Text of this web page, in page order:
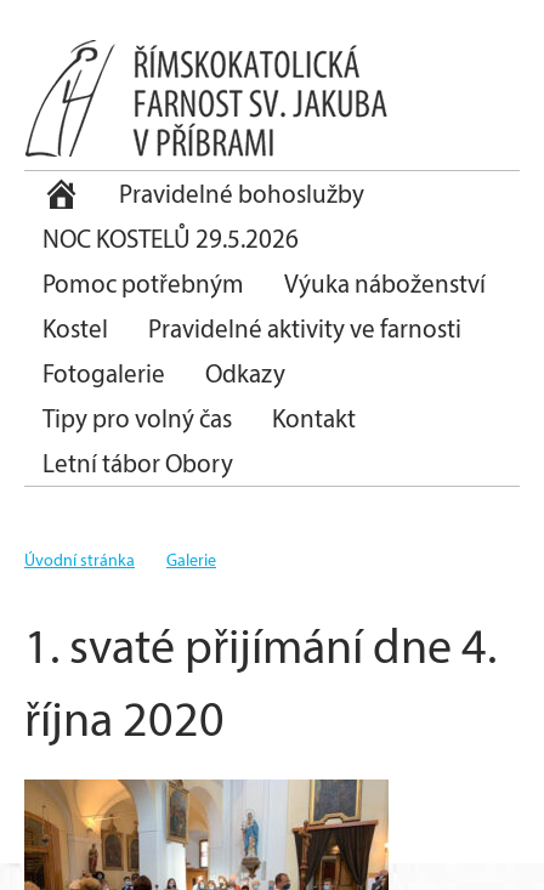
Pravidelné bohoslužby
NOC KOSTELŮ 29.5.2026
Pomoc potřebným
Výuka náboženství
Kostel
Pravidelné aktivity ve farnosti
Fotogalerie
Odkazy
Tipy pro volný čas
Kontakt
Letní tábor Obory
Úvodní stránka Galerie
1. svaté přijímání dne 4.
října 2020